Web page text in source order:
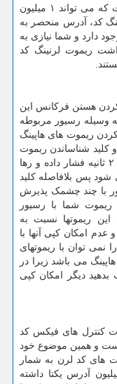
لرنینگ یا کد لرن آدرس یک کد ۲۰ بیتی است که می تواند ۱ میلیون
کد، آدرس منحصر به
به صورت نرم افزاری در تراشه ۱۵۲۷ وجود دارد و شما نیازی به
ریموت لرنینگ کد
کردن هستن فرکانس این
وسیله رسیور مربوطه
ریموت های هاپینگ
کلید شناساندن ریموت
پیدا کنید و ۲ ثانیه فشار داده و رها
پس بلافاصله کلید
با چند چشمک پذیرش
ریموت شما با رسیور
ریموتها نسبت به
عدم امکان کپی آنها با
نمی توان با ریموتهای
می باشد زیرا در
دیگر امکان کپی
کنترل های فیکس کد
۶۵۶۱ آدرس یکتاست و همین موضوع خود
های کد لرن به شمار
که می توانند چیزی در حدود ۱ میلیون آدرس یکتا داشته